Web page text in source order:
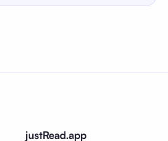
justRead.app